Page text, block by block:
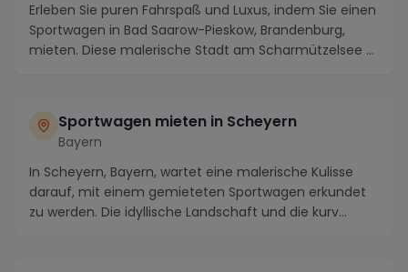
Erleben Sie puren Fahrspaß und Luxus, indem Sie einen
Sportwagen in Bad Saarow-Pieskow, Brandenburg,
mieten. Diese malerische Stadt am Scharmützelsee ...
Sportwagen mieten in Scheyern
Bayern
In Scheyern, Bayern, wartet eine malerische Kulisse
darauf, mit einem gemieteten Sportwagen erkundet
zu werden. Die idyllische Landschaft und die kurv...